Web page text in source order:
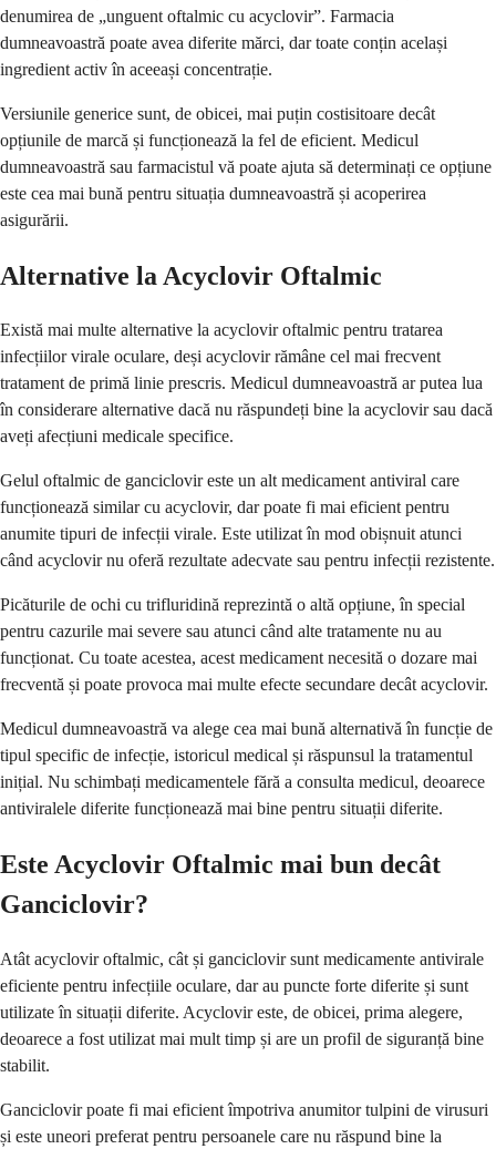
denumirea de „unguent oftalmic cu acyclovir”. Farmacia
dumneavoastră poate avea diferite mărci, dar toate conțin același
ingredient activ în aceeași concentrație.
Versiunile generice sunt, de obicei, mai puțin costisitoare decât
opțiunile de marcă și funcționează la fel de eficient. Medicul
dumneavoastră sau farmacistul vă poate ajuta să determinați ce opțiune
este cea mai bună pentru situația dumneavoastră și acoperirea
asigurării.
Alternative la Acyclovir Oftalmic
Există mai multe alternative la acyclovir oftalmic pentru tratarea
infecțiilor virale oculare, deși acyclovir rămâne cel mai frecvent
tratament de primă linie prescris. Medicul dumneavoastră ar putea lua
în considerare alternative dacă nu răspundeți bine la acyclovir sau dacă
aveți afecțiuni medicale specifice.
Gelul oftalmic de ganciclovir este un alt medicament antiviral care
funcționează similar cu acyclovir, dar poate fi mai eficient pentru
anumite tipuri de infecții virale. Este utilizat în mod obișnuit atunci
când acyclovir nu oferă rezultate adecvate sau pentru infecții rezistente.
Picăturile de ochi cu trifluridină reprezintă o altă opțiune, în special
pentru cazurile mai severe sau atunci când alte tratamente nu au
funcționat. Cu toate acestea, acest medicament necesită o dozare mai
frecventă și poate provoca mai multe efecte secundare decât acyclovir.
Medicul dumneavoastră va alege cea mai bună alternativă în funcție de
tipul specific de infecție, istoricul medical și răspunsul la tratamentul
inițial. Nu schimbați medicamentele fără a consulta medicul, deoarece
antiviralele diferite funcționează mai bine pentru situații diferite.
Este Acyclovir Oftalmic mai bun decât
Ganciclovir?
Atât acyclovir oftalmic, cât și ganciclovir sunt medicamente antivirale
eficiente pentru infecțiile oculare, dar au puncte forte diferite și sunt
utilizate în situații diferite. Acyclovir este, de obicei, prima alegere,
deoarece a fost utilizat mai mult timp și are un profil de siguranță bine
stabilit.
Ganciclovir poate fi mai eficient împotriva anumitor tulpini de virusuri
și este uneori preferat pentru persoanele care nu răspund bine la